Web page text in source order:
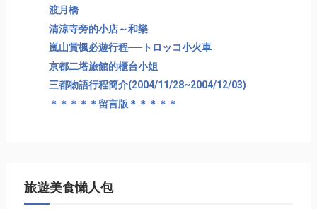
渡月橋
清涼寺旁的小店～和樂
嵐山賞楓必遊行程──トロッコ小火車
京都二塔旅館的櫃台小姐
三都物語行程簡介(2004/11/28~2004/12/03)
＊＊＊＊＊留言版＊＊＊＊＊
旅遊美食懶人包